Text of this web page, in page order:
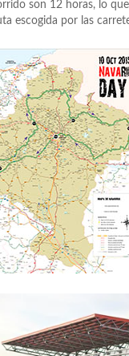
son 12 horas, lo
escogida por las